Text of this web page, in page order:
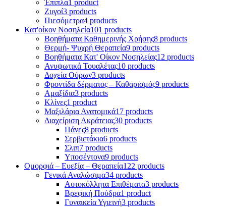
Έπιπλα1 product
Ζυγοί3 products
Πιεσόμετρα4 products
Κατ'οίκον Νοσηλεία101 products
Βοηθήματα Καθημερινής Χρήσης8 products
Θερμή- Ψυχρή Θεραπεία9 products
Βοηθήματα Κατ' Οίκον Νοσηλείας12 products
Ανυψωτικά Τουαλέτας10 products
Δοχεία Ούρων3 products
Φροντίδα δέρματος – Καθαρισμός9 products
Αμαξίδια3 products
Κλίνες1 product
Μαξιλάρια Ανατομικά17 products
Διαχείριση Ακράτειας30 products
Πάνες8 products
Σερβιετάκια6 products
Σλιπ7 products
Υποσέντονα9 products
Ομορφιά – Ευεξία – Θεραπεία122 products
Γενικά Αναλώσιμα34 products
Αυτοκόλλητα Επιθέματα3 products
Βρεφική Πούδρα1 product
Γυναικεία Υγιεινή3 products